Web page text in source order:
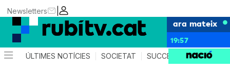
|
Newsletters
ara mateix
19:57
ÚLTIMES NOTÍCIES SOCIETAT SUCCESSOS